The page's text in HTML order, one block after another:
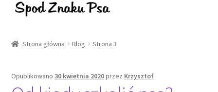
DogoFoty – fotografia zwierząt
Strona główna Blog Strona 3
Opublikowano 30 kwietnia 2020przez Krzysztof